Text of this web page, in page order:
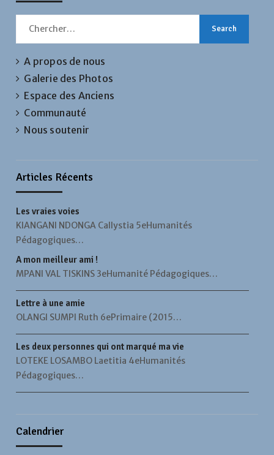
Search
A propos de nous
Galerie des Photos
Espace des Anciens
Communauté
Nous soutenir
Articles Récents
Les vraies voies
KIANGANI NDONGA Callystia 5eHumanités
Pédagogiques…
A mon meilleur ami !
MPANI VAL TISKINS 3eHumanité Pédagogiques…
Lettre à une amie
OLANGI SUMPI Ruth 6ePrimaire (2015…
Les deux personnes qui ont marqué ma vie
LOTEKE LOSAMBO Laetitia 4eHumanités
Pédagogiques…
Calendrier